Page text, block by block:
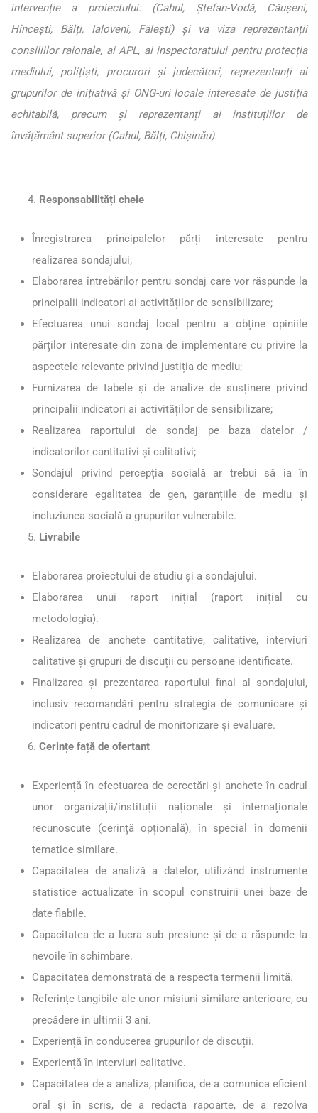
intervenție a proiectului: (Cahul, Ștefan-Vodă, Căușeni,
Hîncești, Bălți, Ialoveni, Fălești) și va viza reprezentanții
consiliilor raionale, ai APL, ai inspectoratului pentru protecția
mediului, polițiști, procurori și judecători, reprezentanți ai
grupurilor de inițiativă și ONG-uri locale interesate de justiția
echitabilă, precum și reprezentanți ai instituțiilor de
învățământ superior (Cahul, Bălți, Chișinău).
Responsabilități cheie
Înregistrarea principalelor părți interesate pentru
realizarea sondajului;
Elaborarea întrebărilor pentru sondaj care vor răspunde la
principalii indicatori ai activităților de sensibilizare;
Efectuarea unui sondaj local pentru a obține opiniile
părților interesate din zona de implementare cu privire la
aspectele relevante privind justiția de mediu;
Furnizarea de tabele și de analize de susținere privind
principalii indicatori ai activităților de sensibilizare;
Realizarea raportului de sondaj pe baza datelor /
indicatorilor cantitativi și calitativi;
Sondajul privind percepția socială ar trebui să ia în
considerare egalitatea de gen, garanțiile de mediu și
incluziunea socială a grupurilor vulnerabile.
Livrabile
Elaborarea proiectului de studiu și a sondajului.
Elaborarea unui raport inițial (raport inițial cu
metodologia).
Realizarea de anchete cantitative, calitative, interviuri
calitative și grupuri de discuții cu persoane identificate.
Finalizarea și prezentarea raportului final al sondajului,
inclusiv recomandări pentru strategia de comunicare și
indicatori pentru cadrul de monitorizare și evaluare.
Cerințe față de ofertant
Experiență în efectuarea de cercetări și anchete în cadrul
unor organizații/instituții naționale și internaționale
recunoscute (cerință opțională), în special în domenii
tematice similare.
Capacitatea de analiză a datelor, utilizând instrumente
statistice actualizate în scopul construirii unei baze de
date fiabile.
Capacitatea de a lucra sub presiune și de a răspunde la
nevoile în schimbare.
Capacitatea demonstrată de a respecta termenii limită.
Referințe tangibile ale unor misiuni similare anterioare, cu
precădere în ultimii 3 ani.
Experiență în conducerea grupurilor de discuții.
Experiență în interviuri calitative.
Capacitatea de a analiza, planifica, de a comunica eficient
oral și în scris, de a redacta rapoarte, de a rezolva